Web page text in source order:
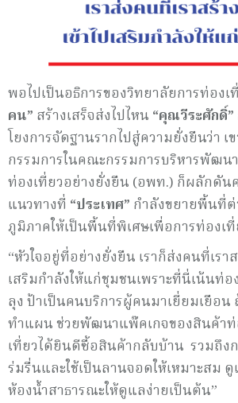
พอไปเป็นอธิการของวิทยาลัยการท่องเ
คน” สร้างเสร็จส่งไปไหน “คุณวีระศักดิ์”
โยงการจัดฐานรากไปสู่ความยั่งยืนว่า เ
กรรมการในคณะกรรมการบริหารพัฒน
ท่องเที่ยวอย่างยั่งยืน (อพท.) ก็ผลักดัน
แนวทางที่ “ประเทศ” กำลังขยายพื้นที่ต่
ภูมิภาคให้เป็นพื้นที่พิเศษเพื่อการท่องเ
“หัวใจอยู่ที่อย่างยั่งยืน เราก็ส่งคนที่เราส
เสริมกำลังให้แก่ชุมชนเพราะที่นี่เน้นท่
ลุง ป้าเป็นคนบริการผู้คนมาเยี่ยมเยือน
ทำแผน ช่วยพัฒนาแพ๊คเกจของสินค้าท่
เที่ยวได้ยินดีซื้อสินค้ากลับบ้าน รวมถึง
ร่มรื่นและใช้เป็นลานจอดให้เหมาะสม
ห้องน้ำสาธารณะให้ดูแลง่ายเป็นต้น”